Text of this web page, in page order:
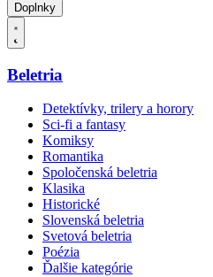
Doplnky
Beletria
Detektívky, trilery a horory
Sci-fi a fantasy
Komiksy
Romantika
Spoločenská beletria
Klasika
Historické
Slovenská beletria
Svetová beletria
Poézia
Ďalšie kategórie